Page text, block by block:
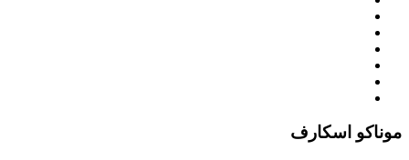
موناکو اسکارف